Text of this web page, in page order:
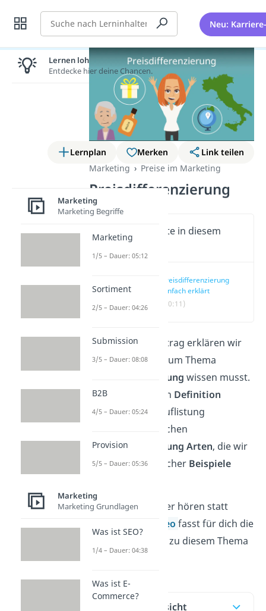
Suche Neu:
Lernplan Merken
Link teilen
Marketing
Preise im Marketing
Preisdifferenzierung
Wichtige Inhalte in diesem
Video
Preisdifferenzierung
einfach erklärt
(00:11)
Im folgenden Beitrag erklären wir
dir alles, was du zum Thema
Preisdifferenzierung wissen musst.
Nach einer kurzen Definition
findest du eine Auflistung
der unterschiedlichen
Preisdifferenzierung Arten, die wir
anhand ausführlicher Beispiele
Du möchtest lieber hören statt
Video fasst für dich die
wichtigsten Infos zu diesem Thema
zusammen!
Inhaltsübersicht
Lernen lohnt sich!
Entdecke hier deine Chancen.
Marketing
Marketing Begriffe
Marketing
1/5 – Dauer: 05:12
Sortiment
2/5 – Dauer: 04:26
Submission
3/5 – Dauer: 08:08
B2B
4/5 – Dauer: 05:24
Provision
5/5 – Dauer: 05:36
Marketing
Marketing Grundlagen
Was ist SEO?
1/4 – Dauer: 04:38
Was ist E-
Commerce?